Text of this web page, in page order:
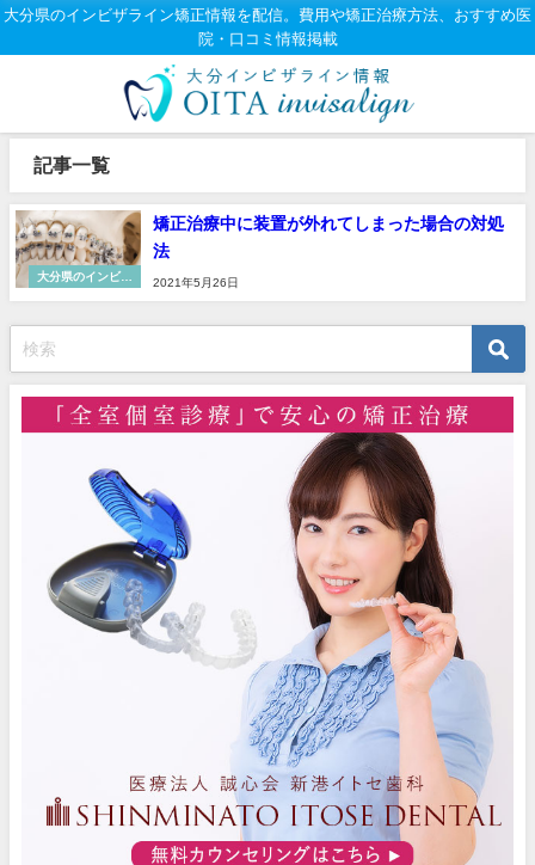
大分県のインビザライン矯正情報を配信。費用や矯正治療方法、おすすめ医
院・口コミ情報掲載
記事一覧
大分県のインビザ
矯正治療中に装置が外れてしまった場合の対処
法
2021年5月26日